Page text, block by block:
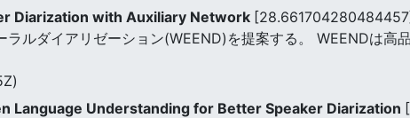
Diarization with Auxiliary Network
ルダイアリゼーション(WEEND)を提案する。 WEENDは高
Language Understanding for Better Speaker Diarization